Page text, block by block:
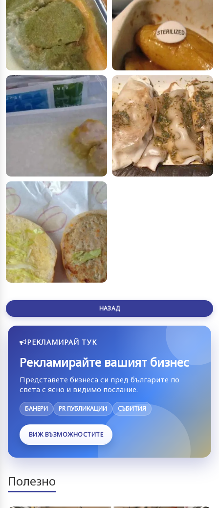
НАЗАД
РЕКЛАМИРАЙ ТУК
Рекламирайте вашият бизнес
Представете бизнеса си пред българите по
света с ясно и видимо послание.
БАНЕРИ PR ПУБЛИКАЦИИ СЪБИТИЯ
ВИЖ ВЪЗМОЖНОСТИТЕ
Полезно